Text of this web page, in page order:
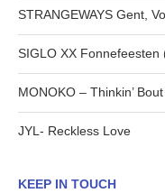
STRANGEWAYS Gent,
SIGLO XX Fonnefeesten
MONOKO – Thinkin’
JYL- Reckless Love
KEEP IN TOUCH